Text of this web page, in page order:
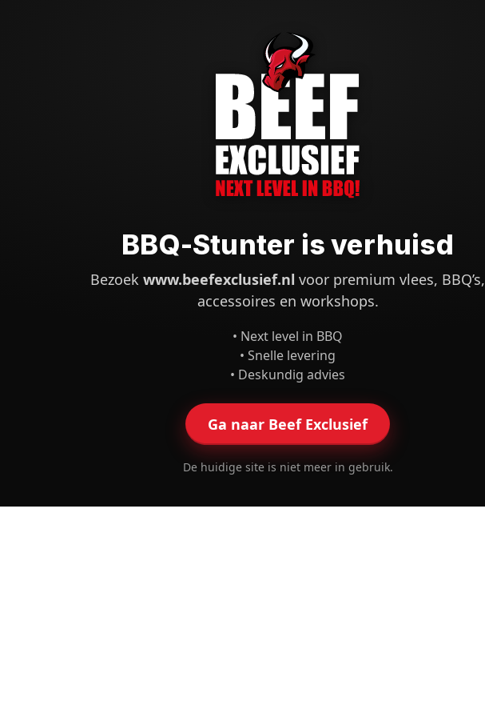
BBQ-Stunter is verhuisd
Bezoek www.beefexclusief.nl voor premium vlees, BBQ’s,
accessoires en workshops.
• Next level in BBQ
• Snelle levering
• Deskundig advies
Ga naar Beef Exclusief
De huidige site is niet meer in gebruik.